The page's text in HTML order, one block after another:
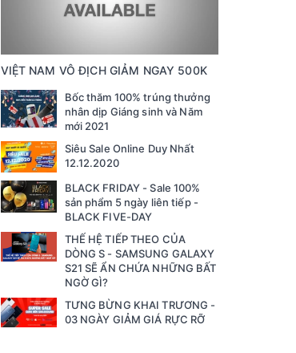
VIỆT NAM VÔ ĐỊCH GIẢM NGAY 500K
Bốc thăm 100% trúng thưởng
nhân dịp Giáng sinh và Năm
mới 2021
Siêu Sale Online Duy Nhất
12.12.2020
BLACK FRIDAY - Sale 100%
sản phẩm 5 ngày liên tiếp -
BLACK FIVE-DAY
THẾ HỆ TIẾP THEO CỦA
DÒNG S - SAMSUNG GALAXY
S21 SẼ ẨN CHỨA NHỮNG BẤT
NGỜ GÌ?
TƯNG BỪNG KHAI TRƯƠNG -
03 NGÀY GIẢM GIÁ RỰC RỠ